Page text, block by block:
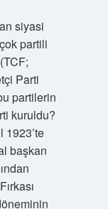
siyasi
partili
Parti
partilerin
kuruldu?
1923’te
başkan